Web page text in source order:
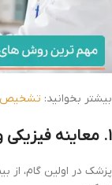
بیشتر بخوانید: تشخیص
۱. معاینه فیزیکی و شرح حال دقیق
پزشک در اولین گام، از